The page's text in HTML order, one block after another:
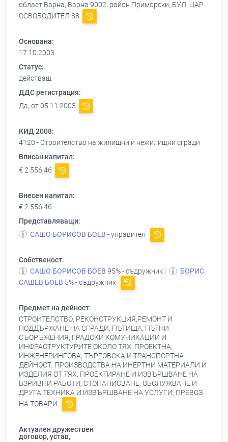
област Варна, Варна 9002, район Приморски, БУЛ. ЦАР
ОСВОБОДИТЕЛ 88
Основана:
17.10.2003
Статус:
действащ
ДДС регистрация:
Да, от 05.11.2003
КИД 2008:
4120 - Строителство на жилищни и нежилищни сгради
Вписан капитал:
€ 2 556,46
Внесен капитал:
€ 2 556,46
Представляващи:
САШО БОРИСОВ БОЕВ - управител
Собственост:
САШО БОРИСОВ БОЕВ 95% - съдружник |
БОРИС
САШЕВ БОЕВ 5% - съдружник
Предмет на дейност:
СТРОИТЕЛСТВО, РЕКОНСТРУКЦИЯ,РЕМОНТ И
ПОДДЪРЖАНЕ НА СГРАДИ, ПЪТИЩА, ПЪТНИ
СЪОРЪЖЕНИЯ, ГРАДСКИ КОМУНИКАЦИИ И
ИНФРАСТРУКТУРИТЕ ОКОЛО ТЯХ; ПРОЕКТНА,
ИНЖЕНЕРИНГОВА, ТЪРГОВСКА И ТРАНСПОРТНА
ДЕЙНОСТ, ПРОИЗВОДСТВА НА ИНЕРТНИ МАТЕРИАЛИ И
ИЗДЕЛИЯ ОТ ТЯХ, ПРОЕКТИРАНЕ И ИЗВЪРШВАНЕ НА
ВЗРИВНИ РАБОТИ, СТОПАНИСВАНЕ, ОБСЛУЖВАНЕ И
ДРУГА ТЕХНИКА И ИЗВЪРШВАНЕ НА УСЛУГИ, ПРЕВОЗ
НА ТОВАРИ.
Актуален дружествен
договор, устав,